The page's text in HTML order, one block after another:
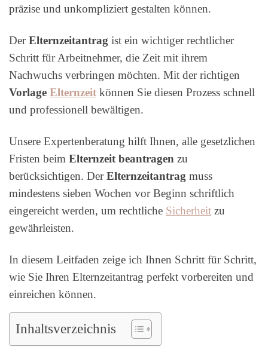
präzise und unkompliziert gestalten können.
DerElternzeitantrag ist ein wichtiger rechtlicher
Schritt für Arbeitnehmer, die Zeit mit ihrem
Nachwuchs verbringen möchten. Mit der richtigen
Vorlage Elternzeit können Sie diesen Prozess schnell
und professionell bewältigen.
Unsere Expertenberatung hilft Ihnen, alle gesetzlichen
Fristen beim Elternzeit beantragen zu
berücksichtigen. DerElternzeitantrag muss
mindestens sieben Wochen vor Beginn schriftlich
eingereicht werden, um rechtliche Sicherheit zu
gewährleisten.
In diesem Leitfaden zeige ich Ihnen Schritt für Schritt,
wie Sie Ihren Elternzeitantrag perfekt vorbereiten und
einreichen können.
Inhaltsverzeichnis